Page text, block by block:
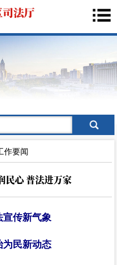
作要闻
民心 普法进万家
传新气象
为民新动态